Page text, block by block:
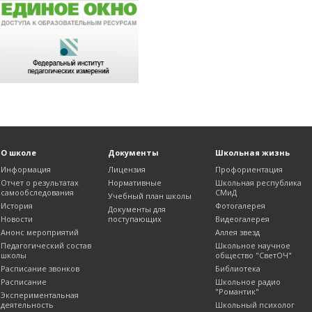
О школе
Информация
Отчет о результатах
самообследования
История
Новости
Анонс мероприятий
Педагогический состав
школы
Расписание звонков
Расписание
Экспериментальная
деятельность
Документы
Лицензия
Нормативные
Учебный план школы
Документы для
поступающих
Школьная жизнь
Профориентация
Школьная республика
СМиД
Фотогалерея
Видеогалерея
Аллея звезд
Школьное научное
общество "СветОЧ"
Библиотека
Школьное радио
"Романтик"
Школьный психолог